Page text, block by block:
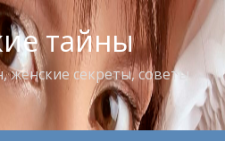
тайны
секреты, советы